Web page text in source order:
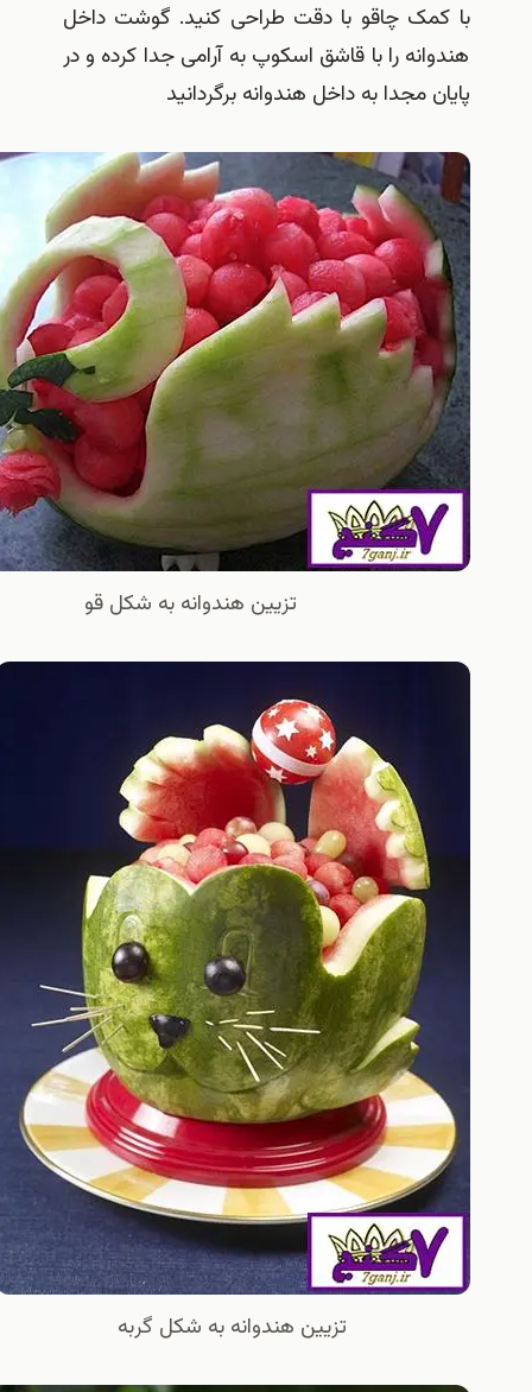
چاقو با دقت طراحی کنید. گوشت داخل
را با قاشق اسکوپ به آرامی جدا کرده و در
مجدا به داخل هندوانه برگردانید
تزیین هندوانه به شکل قو
تزیین هندوانه به شکل گربه